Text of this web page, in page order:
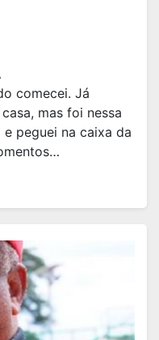
comecei. Já
mas foi nessa
peguei na caixa da